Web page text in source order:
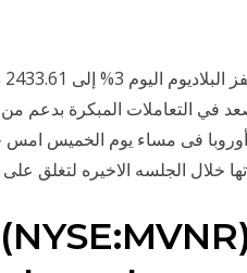
في التعاملات المبكرة
فى مساء يوم الخميس
الجلسه الاخيره لتغلق على انخفاض بنسبه 0.1٪.